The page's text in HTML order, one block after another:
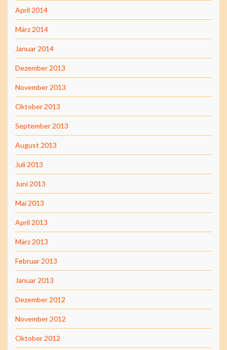
April 2014
März 2014
Januar 2014
Dezember 2013
November 2013
Oktober 2013
September 2013
August 2013
Juli 2013
Juni 2013
Mai 2013
April 2013
März 2013
Februar 2013
Januar 2013
Dezember 2012
November 2012
Oktober 2012